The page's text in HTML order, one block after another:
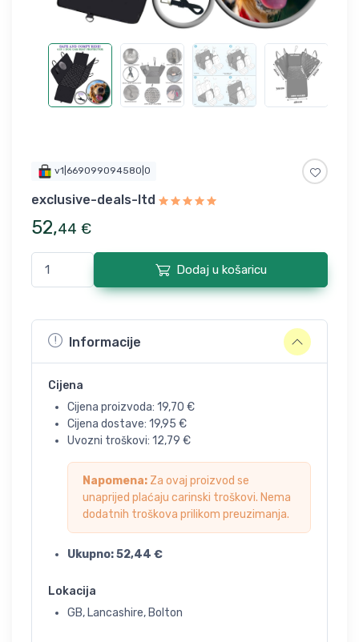
v1|669099094580|0
exclusive-deals-ltd
52,44 €
Dodaj u košaricu
Informacije
Cijena
Cijena proizvoda: 19,70 €
Cijena dostave: 19,95 €
Uvozni troškovi: 12,79 €
Napomena: Za ovaj proizvod se
unaprijed plaćaju carinski troškovi. Nema
dodatnih troškova prilikom preuzimanja.
Ukupno:52,44 €
Lokacija
GB, Lancashire, Bolton